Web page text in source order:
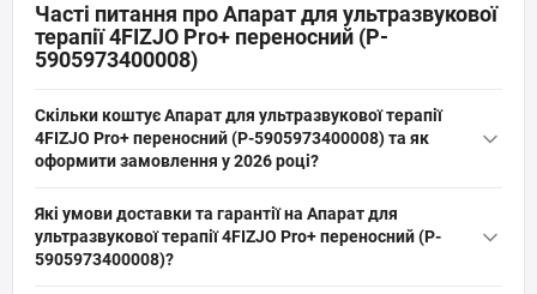
Часті питання про Апарат для ультразвукової
терапії 4FIZJO Pro+ переносний (P-
5905973400008)
Скільки коштує Апарат для ультразвукової терапії
4FIZJO Pro+ переносний (P-5905973400008) та як
оформити замовлення у 2026 році?
ультразвукової терапії 4FIZJO Pro+ переносний (P-
5905973400008) (артикул: P-5905973400008) від бренду 4FIZJO
Які умови доставки та гарантії на Апарат для
ультразвукової терапії 4FIZJO Pro+ переносний (P-
5905973400008)?